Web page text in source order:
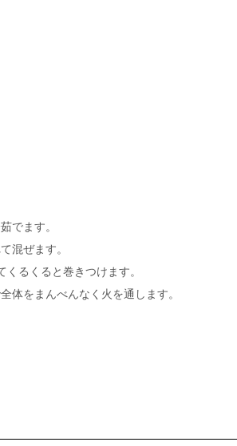
でます。
混ぜます。
るくると巻きつけます。
体をまんべんなく火を通します。